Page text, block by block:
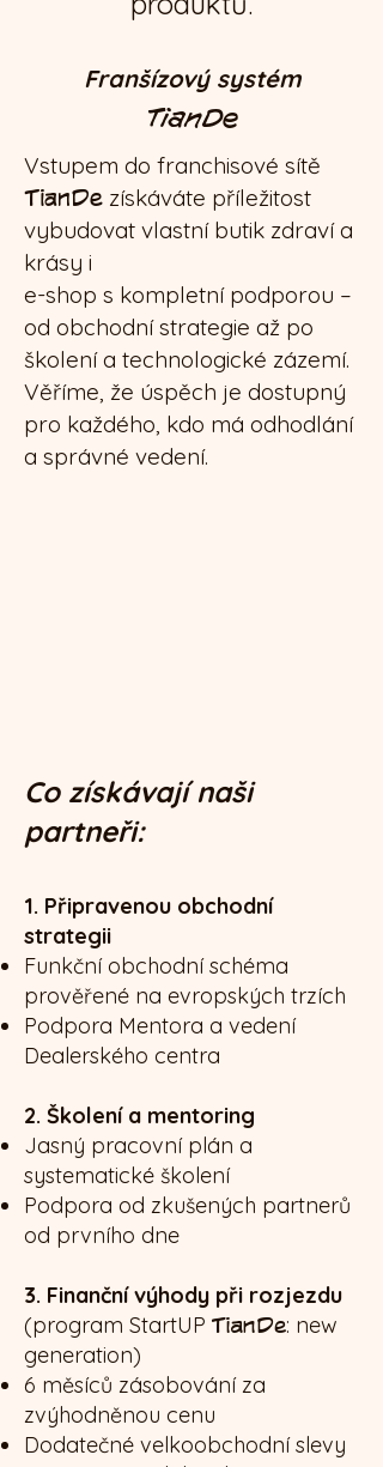
Franšízový systém
TianDe
Vstupem do franchisové sítě
TianDe získáváte příležitost
vybudovat vlastní butik zdraví a
krásy i
e-shop s kompletní podporou –
od obchodní strategie až po
školení a technologické zázemí.
Věříme, že úspěch je dostupný
pro každého, kdo má odhodlání
a správné vedení.
Co získávají naši
partneři:
1. Připravenou obchodní
strategii
Funkční obchodní schéma
prověřené na evropských trzích
Podpora Mentora a vedení
Dealerského centra
2. Školení a mentoring
Jasný pracovní plán a
systematické školení
Podpora od zkušených partnerů
od prvního dne
3. Finanční výhody při rozjezdu
(program StartUP TianDe: new
generation)
6 měsíců zásobování za
zvýhodněnou cenu
Dodatečné velkoobchodní slevy